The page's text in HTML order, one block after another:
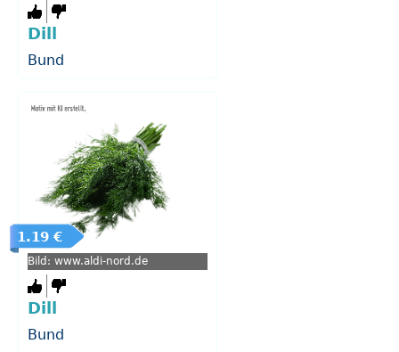
Dill
Bund
1.19 €
Bild: www.aldi-nord.de
Dill
Bund